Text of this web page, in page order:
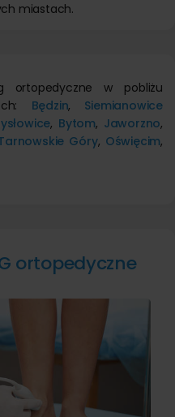
miastach.
ortopedyczne w pobliżu
Będzin, Siemianowice
, Bytom, Jaworzno,
Góry, Oświęcim,
ortopedyczne